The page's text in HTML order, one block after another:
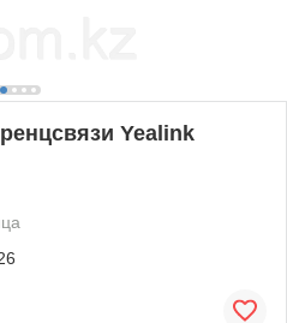
Yealink